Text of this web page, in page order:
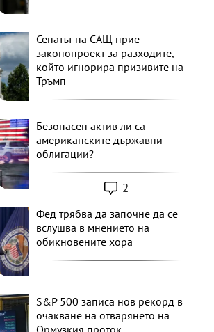
Сенатът на САЩ прие
законопроект за разходите,
който игнорира призивите на
Тръмп
Безопасен актив ли са
американските държавни
облигации?
2
Фед трябва да започне да се
вслушва в мнението на
обикновените хора
S&P 500 записа нов рекорд в
очакване на отварянето на
Ормузкия проток